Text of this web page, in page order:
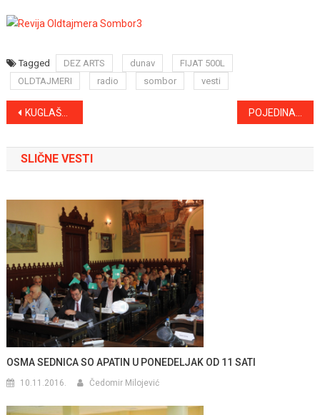
Tagged DEZ ARTS dunav
FIJAT 500L
OLDTAJMERI
radio sombor vesti
Kretanje
članka
KUGLAŠKO PRVENSTVO U BANJI JUNAKOVIĆ POJEDINAČNI ŠAMPIONAT SRBIJE U KUGLANJU – APATINKAMA SREBRO I BRONZA
SLIČNE VESTI
OSMA SEDNICA SO APATIN U PONEDELJAK OD 11 SATI
10.11.2016. Čedomir Milojević